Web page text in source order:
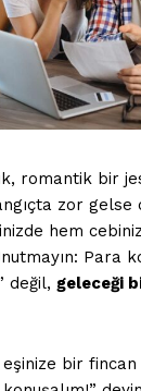
romantik bir
zor gelse
hem
Para
değil, geleceği
bir fincan